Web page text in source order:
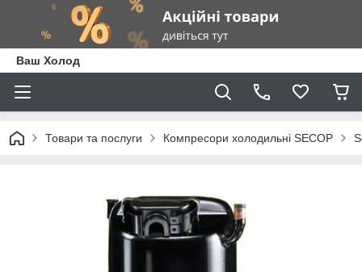
Ваш Холод
Товари та послуги Компресори холодильні SECOP